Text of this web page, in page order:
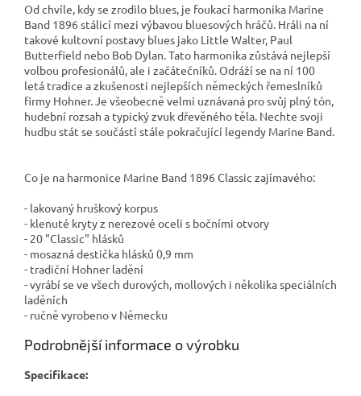
Od chvíle, kdy se zrodilo blues, je foukací harmonika Marine
Band 1896 stálicí mezi výbavou bluesových hráčů. Hráli na ní
takové kultovní postavy blues jako Little Walter, Paul
Butterfield nebo Bob Dylan. Tato harmonika zůstává nejlepší
volbou profesionálů, ale i začátečníků. Odráží se na ní 100
letá tradice a zkušenosti nejlepších německých řemeslníků
firmy Hohner. Je všeobecně velmi uznávaná pro svůj plný tón,
hudební rozsah a typický zvuk dřevěného těla. Nechte svoji
hudbu stát se součástí stále pokračující legendy Marine Band.
Co je na harmonice Marine Band 1896 Classic zajímavého:
- lakovaný hruškový korpus
- klenuté kryty z nerezové oceli s bočními otvory
- 20 "Classic" hlásků
- mosazná destička hlásků 0,9 mm
- tradiční Hohner ladění
- vyrábí se ve všech durových, mollových i několika speciálních
laděních
- ručně vyrobeno v Německu
Podrobnější informace o výrobku
Specifikace: